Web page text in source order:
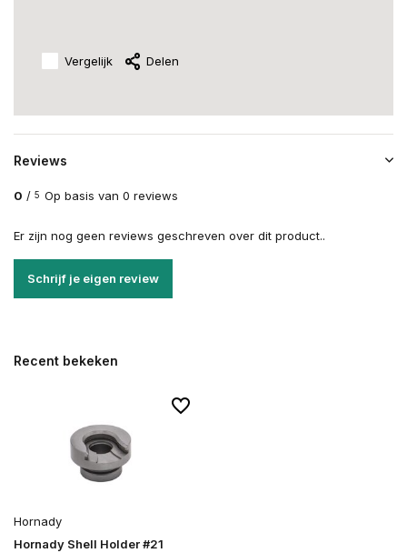
Vergelijk Delen
Reviews
0 / 5 Op basis van 0 reviews
Er zijn nog geen reviews geschreven over dit product..
Schrijf je eigen review
Recent bekeken
Hornady
Hornady Shell Holder #21